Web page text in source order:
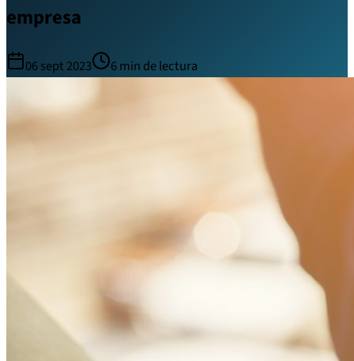
empresa
06 sept 2023 6min de lectura